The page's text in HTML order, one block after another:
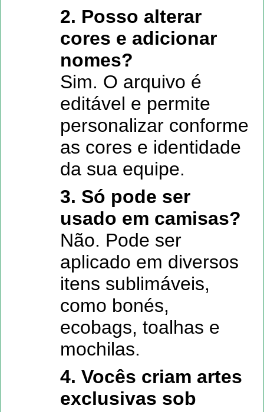
2. Posso alterar
cores e adicionar
nomes?
Sim. O arquivo é
editável e permite
personalizar conforme
as cores e identidade
da sua equipe.
3. Só pode ser
usado em camisas?
Não. Pode ser
aplicado em diversos
itens sublimáveis,
como bonés,
ecobags, toalhas e
mochilas.
4. Vocês criam artes
exclusivas sob